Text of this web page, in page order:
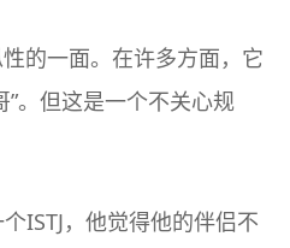
的一面。在许多方面，它
”。但这是一个不关心规
ISTJ，他觉得他的伴侣不